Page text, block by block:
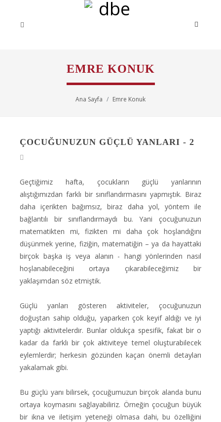
EMRE KONUK
Ana Sayfa Emre Konuk
ÇOCUĞUNUZUN GÜÇLÜ YANLARI - 2
Geçtiğimiz hafta, çocukların güçlü yanlarının
alıştığımızdan farklı bir sınıflandırmasını yapmıştık. Biraz
daha içerikten bağımsız, biraz daha yol, yöntem ile
bağlantılı bir sınıflandırmaydı bu. Yani çocuğunuzun
matematikten mi, fizikten mi daha çok hoşlandığını
düşünmek yerine, fiziğin, matematiğin – ya da hayattaki
birçok başka iş veya alanın - hangi yönlerinden nasıl
hoşlanabileceğini ortaya çıkarabileceğimiz bir
yaklaşımdan söz etmiştik.
Güçlü yanları gösteren aktiviteler, çocuğunuzun
doğuştan sahip olduğu, yaparken çok keyif aldığı ve iyi
yaptığı aktivitelerdir. Bunlar oldukça spesifik, fakat bir o
kadar da farklı bir çok aktiviteye temel oluşturabilecek
eylemlerdir; herkesin gözünden kaçan önemli detayları
yakalamak gibi.
Bu güçlü yanı bilirsek, çocuğumuzun birçok alanda bunu
ortaya koymasını sağlayabiliriz. Örneğin çocuğun büyük
bir ikna ve iletişim yeteneği olmasa dahi, bu özelliğini